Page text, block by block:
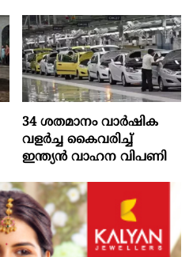
34 ശതമാനം വാർഷിക
വളർച്ച കൈവരിച്ച്
ഇന്ത്യൻ വാഹന വിപണി